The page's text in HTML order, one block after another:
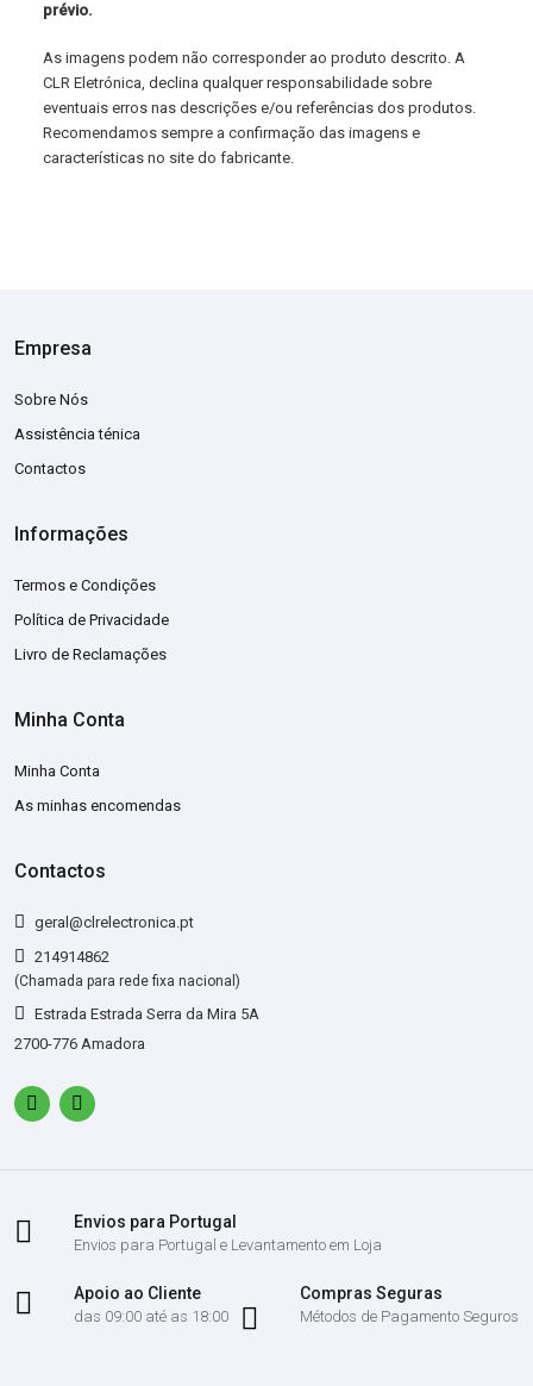
prévio.
As imagens podem não corresponder ao produto descrito. A
CLR Eletrónica, declina qualquer responsabilidade sobre
eventuais erros nas descrições e/ou referências dos produtos.
Recomendamos sempre a confirmação das imagens e
características no site do fabricante.
Empresa
Sobre Nós
Assistência ténica
Contactos
Informações
Termos e Condições
Política de Privacidade
Livro de Reclamações
Minha Conta
Minha Conta
As minhas encomendas
Contactos
geral@clrelectronica.pt
214914862
(Chamada para rede fixa nacional)
Estrada Estrada Serra da Mira 5A
2700-776 Amadora
Envios para Portugal
Envios para Portugal e Levantamento em Loja
Apoio ao Cliente
das 09:00 até as 18:00
Compras Seguras
Métodos de Pagamento Seguros